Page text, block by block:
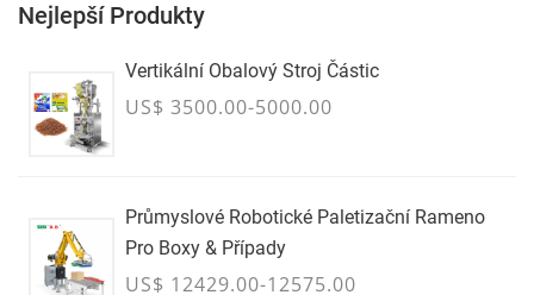
Nejlepší Produkty
Vertikální Obalový Stroj Částic
US$ 3500.00-5000.00
Průmyslové Robotické Paletizační Rameno
Pro Boxy & Případy
US$ 12429.00-12575.00